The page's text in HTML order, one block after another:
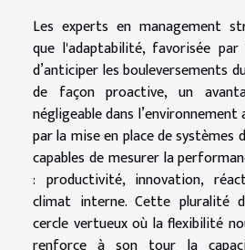
Les experts en management
que l'adaptabilité, favorisée
d’anticiper les bouleversements
de façon proactive, un
négligeable dans
par la mise en place de systèmes
capables de mesurer la
: productivité, innovation,
climat interne. Cette pluralité
cercle vertueux où la flexibilité